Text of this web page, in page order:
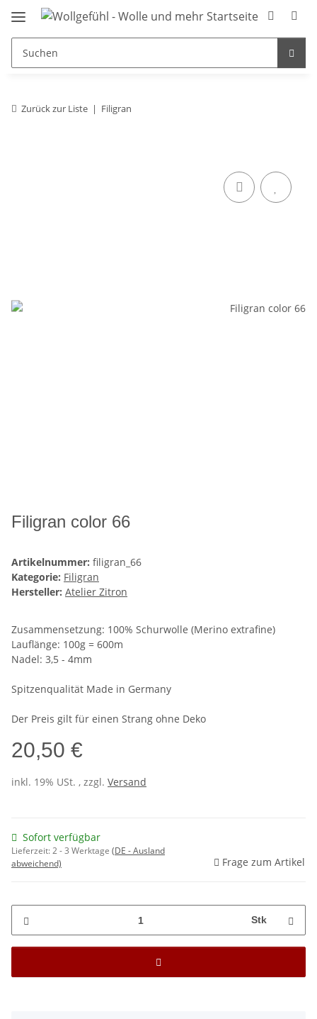
Zurück zur Liste Filigran
Filigran color 66
Artikelnummer: filigran_66
Kategorie: Filigran
Hersteller: Atelier Zitron
Zusammensetzung: 100% Schurwolle (Merino extrafine)
Lauflänge: 100g = 600m
Nadel: 3,5 - 4mm
Spitzenqualität Made in Germany
Der Preis gilt für einen Strang ohne Deko
20,50 €
inkl. 19% USt. , zzgl. Versand
Sofort verfügbar
Lieferzeit:2 - 3 Werktage (DE - Ausland
abweichend)
Frage zum Artikel
Stk